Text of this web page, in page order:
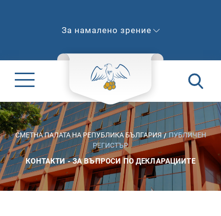
За намалено зрение
СМЕТНА ПАЛАТА НА РЕПУБЛИКА БЪЛГАРИЯ
ПУБЛИЧЕН
РЕГИСТЪР
КОНТАКТИ - ЗА ВЪПРОСИ ПО ДЕКЛАРАЦИИТЕ